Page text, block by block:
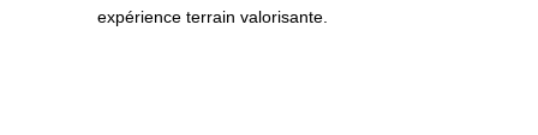
expérience terrain valorisante.